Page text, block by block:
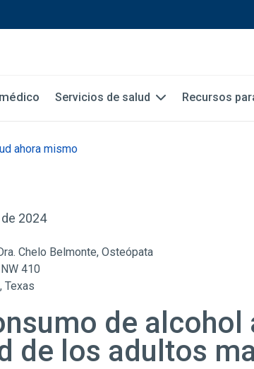
Servicios de salud Recursos
ahora mismo
2024
Chelo Belmonte, Osteópata
410
Texas
de
de los adultos